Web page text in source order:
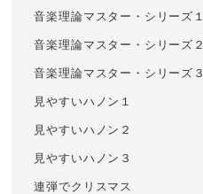
音楽理論マスター・シリーズ１
音楽理論マスター・シリーズ２
音楽理論マスター・シリーズ３
見やすいハノン１
見やすいハノン２
見やすいハノン３
連弾でクリスマス